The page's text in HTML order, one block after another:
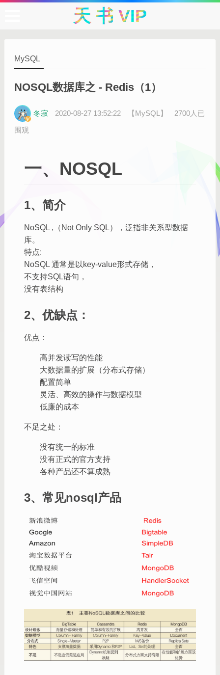
天 书 VIP
MySQL
NOSQL数据库之 - Redis（1）
冬寂 2020-08-27 13:52:22 【MySQL】
2700人已
围观
一、NOSQL
1、简介
NoSQL ,（Not Only SQL），泛指非关系型数据
库。
特点:
NoSQL 通常是以key-value形式存储，
不支持SQL语句，
没有表结构
2、优缺点：
优点：
高并发读写的性能
大数据量的扩展（分布式存储）
配置简单
灵活、高效的操作与数据模型
低廉的成本
不足之处：
没有统一的标准
没有正式的官方支持
各种产品还不算成熟
3、常见nosql产品